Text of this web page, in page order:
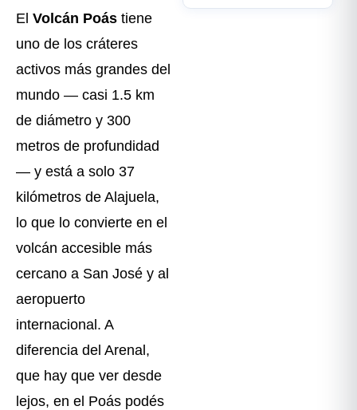
El Volcán Poás tiene
uno de los cráteres
activos más grandes del
mundo — casi 1.5 km
de diámetro y 300
metros de profundidad
— y está a solo 37
kilómetros de Alajuela,
lo que lo convierte en el
volcán accesible más
cercano a San José y al
aeropuerto
internacional. A
diferencia del Arenal,
que hay que ver desde
lejos, en el Poás podés